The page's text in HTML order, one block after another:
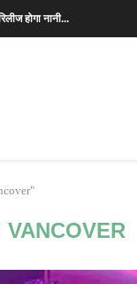
होगा नानी...
VANCOVER